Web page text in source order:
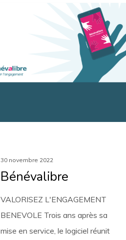
30 novembre 2022
Bénévalibre
VALORISEZ L'ENGAGEMENT
BENEVOLE Trois ans après sa
mise en service, le logiciel réunit